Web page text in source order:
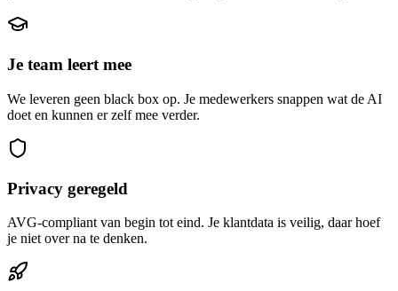
Je team leert mee
We leveren geen black box op. Je medewerkers snappen wat de AI
doet en kunnen er zelf mee verder.
Privacy geregeld
AVG-compliant van begin tot eind. Je klantdata is veilig, daar hoef
je niet over na te denken.